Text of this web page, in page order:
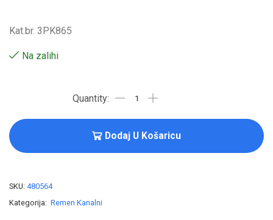
Kat.br. 3PK865
Na zalihi
Dodaj U Košaricu
SKU: 480564
Kategorija: Remen Kanalni